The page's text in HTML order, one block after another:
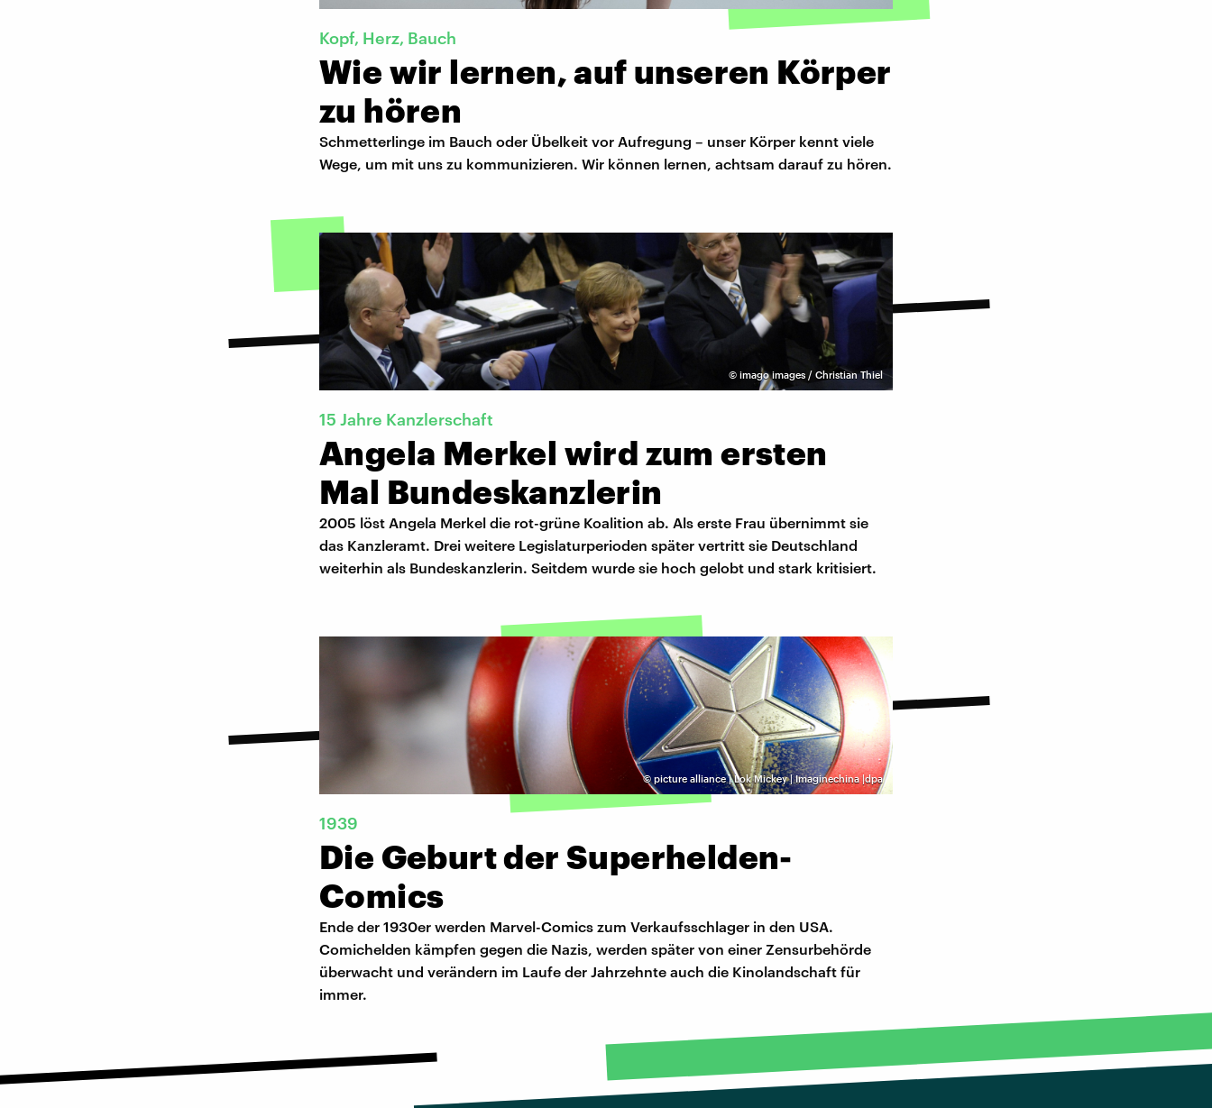
Kopf, Herz, Bauch
Wie wir lernen, auf unseren Körper
zu hören
Schmetterlinge im Bauch oder Übelkeit vor Aufregung – unser Körper kennt viele
Wege, um mit uns zu kommunizieren. Wir können lernen, achtsam darauf zu hören.
© imago images / Christian Thiel
15 Jahre Kanzlerschaft
Angela Merkel wird zum ersten
Mal Bundeskanzlerin
2005 löst Angela Merkel die rot-grüne Koalition ab. Als erste Frau übernimmt sie
das Kanzleramt. Drei weitere Legislaturperioden später vertritt sie Deutschland
weiterhin als Bundeskanzlerin. Seitdem wurde sie hoch gelobt und stark kritisiert.
© picture alliance | Lok Mickey | Imaginechina |dpa
1939
Die Geburt der Superhelden-
Comics
Ende der 1930er werden Marvel-Comics zum Verkaufsschlager in den USA.
Comichelden kämpfen gegen die Nazis, werden später von einer Zensurbehörde
überwacht und verändern im Laufe der Jahrzehnte auch die Kinolandschaft für
immer.